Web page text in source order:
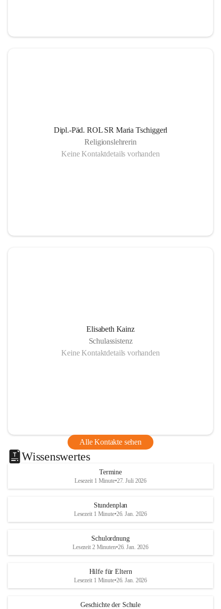
Dipl.-Päd. ROL SR Maria Tschiggerl
Religionslehrerin
Keine Kontaktdetails vorhanden
Elisabeth Kainz
Schulassistenz
Keine Kontaktdetails vorhanden
Alle Kontakte sehen
Wissenswertes
Termine
Lesezeit 1 Minute•27. Juli 2026
Stundenplan
Lesezeit 1 Minute•26. Jan. 2026
Schulordnung
Lesezeit 2 Minuten•26. Jan. 2026
Hilfe für Eltern
Lesezeit 1 Minute•26. Jan. 2026
Geschichte der Schule